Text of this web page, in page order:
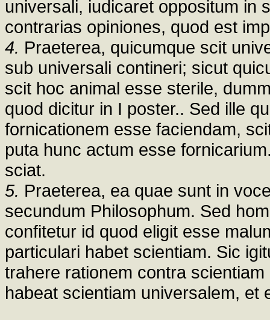
universali, iudicaret oppositum in
contrarias opiniones, quod est
4. Praeterea, quicumque scit
sub universali contineri; sicut
scit hoc animal esse sterile,
quod dicitur in I poster.. Sed ille
fornicationem esse faciendam,
puta hunc actum esse
sciat.
5. Praeterea, ea quae sunt in
secundum Philosophum. Sed
confitetur id quod eligit esse
particulari habet scientiam. Sic
trahere rationem contra
habeat scientiam universalem, et